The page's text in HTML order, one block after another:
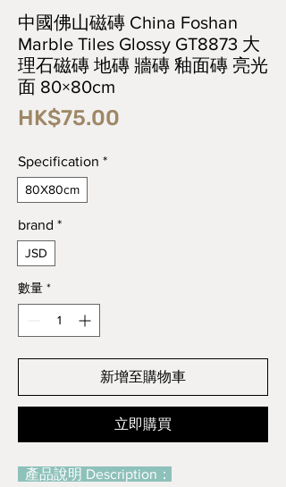
中國佛山磁磚 China Foshan
Marble Tiles Glossy GT8873 大
理石磁磚 地磚 牆磚 釉面磚 亮光
面 80×80cm
HK$75.00
Specification *
80X80cm
brand *
JSD
數量 *
新增至購物車
立即購買
產品說明 Description：